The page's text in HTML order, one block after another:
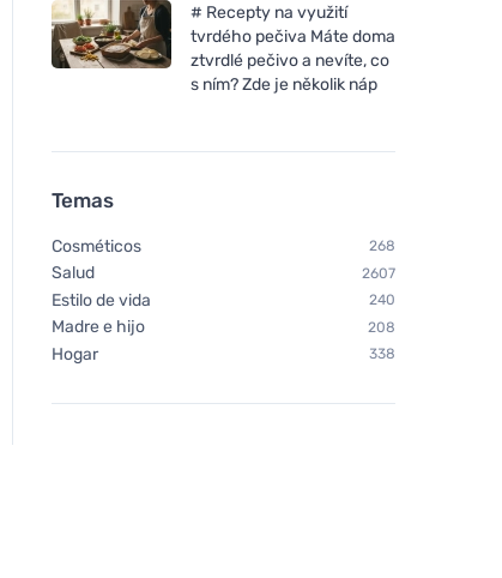
# Recepty na využití
tvrdého pečiva Máte doma
ztvrdlé pečivo a nevíte, co
s ním? Zde je několik náp
Temas
Cosméticos 268
Salud 2607
Estilo de vida 240
Madre e hijo 208
Hogar 338